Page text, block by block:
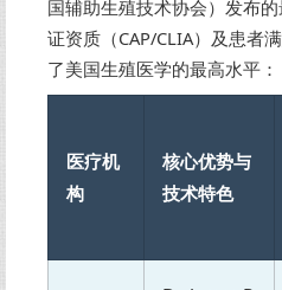
国辅助生殖技术协会）发布
证资质（CAP/CLIA）及患者
了美国生殖医学的最高水平：
医疗机
构
核心优势与
技术特色